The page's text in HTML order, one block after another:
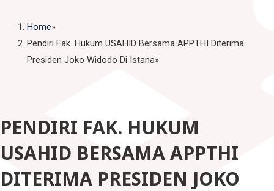
Bagan & Struktur Organisasi
Program Studi
Fakultas Ekonomi dan Bisnis
Ilmu Hukum
Fakultas Ilmu Komunikasi
D-III Broadcasting (Penyiaran)
Ilmu Komunikasi
Fakultas Teknik
SIAKAD EDLINK
Home
Pendiri Fak. Hukum USAHID Bersama APPTHI Diterima
Presiden Joko Widodo Di Istana
PENDIRI FAK. HUKUM
USAHID BERSAMA APPTHI
DITERIMA PRESIDEN JOKO